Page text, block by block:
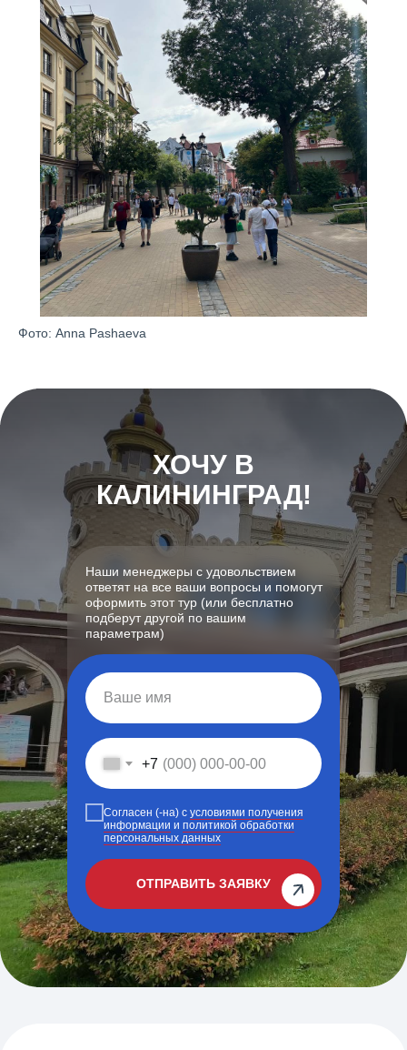
Фото: Anna Pashaeva
ХОЧУ В
КАЛИНИНГРАД!
Наши менеджеры с удовольствием
ответят на все ваши вопросы и помогут
оформить этот тур (или бесплатно
подберут другой по вашим
параметрам)
+7
Согласен (-на) c условиями получения
информации и политикой обработки
персональных данных
ОТПРАВИТЬ ЗАЯВКУ
ПОДПИСАТЬСЯ В МАХ
ПОДПИСАТЬСЯ В ТГ
ПОДПИСАТЬСЯ В ВК